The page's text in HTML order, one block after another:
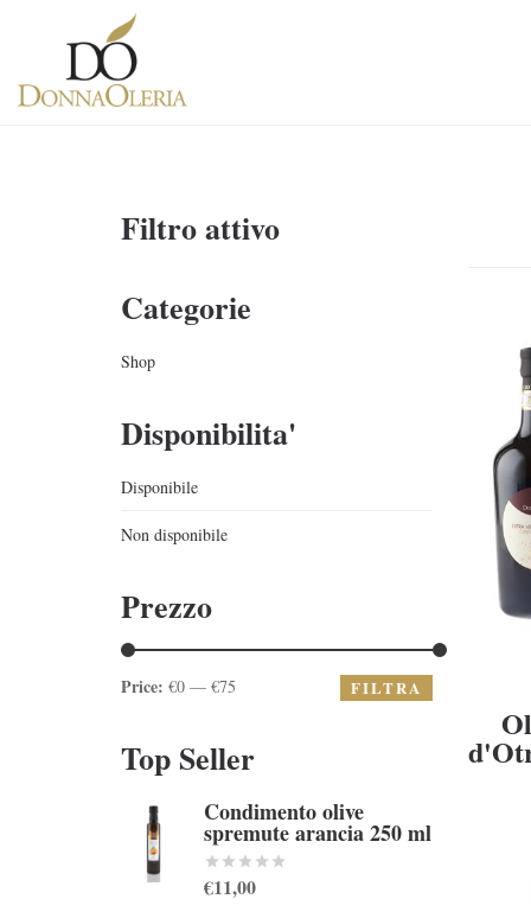
Filtro attivo
Categorie
Shop
Disponibilita'
Disponibile
Non disponibile
Prezzo
Price: €0 — €75 FILTRA
Top Seller
Condimento olive
spremute arancia 250 ml
€11,00